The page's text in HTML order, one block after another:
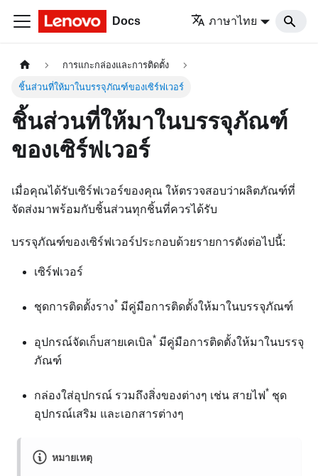
Docs ภาษาไทย
การแกะกล่องและการติดตั้ง
ชิ้นส่วนที่ให้มาในบรรจุภัณฑ์ของเซิร์ฟเวอร์
ชิ้นส่วนที่ให้มาในบรรจุภัณฑ์
ของเซิร์ฟเวอร์
เมื่อคุณได้รับเซิร์ฟเวอร์ของคุณ ให้ตรวจสอบว่าผลิตภัณฑ์ที่
จัดส่งมาพร้อมกับชิ้นส่วนทุกชิ้นที่ควรได้รับ
บรรจุภัณฑ์ของเซิร์ฟเวอร์ประกอบด้วยรายการดังต่อไปนี้:
เซิร์ฟเวอร์
ชุดการติดตั้งราง* มีคู่มือการติดตั้งให้มาในบรรจุภัณฑ์
อุปกรณ์จัดเก็บสายเคเบิล* มีคู่มือการติดตั้งให้มาในบรรจุ
ภัณฑ์
กล่องใส่อุปกรณ์ รวมถึงสิ่งของต่างๆ เช่น สายไฟ* ชุด
อุปกรณ์เสริม และเอกสารต่างๆ
หมายเหตุ